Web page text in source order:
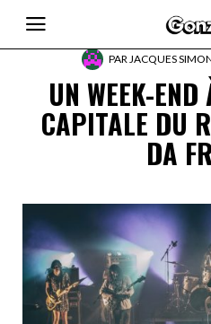
PARJACQUES
UN WEEK-
CAPITALE DU
DA